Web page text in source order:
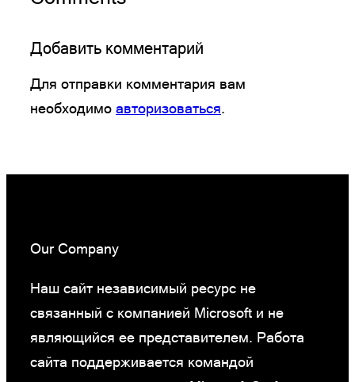
Добавить комментарий
Для отправки комментария вам
необходимо авторизоваться.
Our Company
Наш сайт независимый ресурс не
связанный с компанией Microsoft и не
являющийся ее представителем. Работа
сайта поддерживается командой